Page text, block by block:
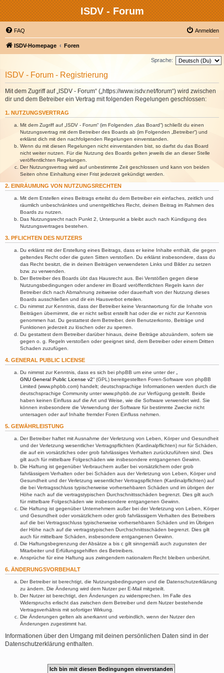
ISDV - Forum
FAQ Anmelden
ISDV-Homepage Foren
Sprache:
ISDV - Forum - Registrierung
Mit dem Zugriff auf „ISDV - Forum“ („https://www.isdv.net/forum“) wird zwischen
dir und dem Betreiber ein Vertrag mit folgenden Regelungen geschlossen:
1. NUTZUNGSVERTRAG
Mit dem Zugriff auf „ISDV - Forum“ (im Folgenden „das Board“) schließt du einen
Nutzungsvertrag mit dem Betreiber des Boards ab (im Folgenden „Betreiber“) und
erklärst dich mit den nachfolgenden Regelungen einverstanden.
Wenn du mit diesen Regelungen nicht einverstanden bist, so darfst du das Board
nicht weiter nutzen. Für die Nutzung des Boards gelten jeweils die an dieser Stelle
veröffentlichten Regelungen.
Der Nutzungsvertrag wird auf unbestimmte Zeit geschlossen und kann von beiden
Seiten ohne Einhaltung einer Frist jederzeit gekündigt werden.
2. EINRÄUMUNG VON NUTZUNGSRECHTEN
Mit dem Erstellen eines Beitrags erteilst du dem Betreiber ein einfaches, zeitlich und
räumlich unbeschränktes und unentgeltliches Recht, deinen Beitrag im Rahmen des
Boards zu nutzen.
Das Nutzungsrecht nach Punkt 2, Unterpunkt a bleibt auch nach Kündigung des
Nutzungsvertrages bestehen.
3. PFLICHTEN DES NUTZERS
Du erklärst mit der Erstellung eines Beitrags, dass er keine Inhalte enthält, die gegen
geltendes Recht oder die guten Sitten verstoßen. Du erklärst insbesondere, dass du
das Recht besitzt, die in deinen Beiträgen verwendeten Links und Bilder zu setzen
bzw. zu verwenden.
Der Betreiber des Boards übt das Hausrecht aus. Bei Verstößen gegen diese
Nutzungsbedingungen oder anderer im Board veröffentlichten Regeln kann der
Betreiber dich nach Abmahnung zeitweise oder dauerhaft von der Nutzung dieses
Boards ausschließen und dir ein Hausverbot erteilen.
Du nimmst zur Kenntnis, dass der Betreiber keine Verantwortung für die Inhalte von
Beiträgen übernimmt, die er nicht selbst erstellt hat oder die er nicht zur Kenntnis
genommen hat. Du gestattest dem Betreiber, dein Benutzerkonto, Beiträge und
Funktionen jederzeit zu löschen oder zu sperren.
Du gestattest dem Betreiber darüber hinaus, deine Beiträge abzuändern, sofern sie
gegen o. g. Regeln verstoßen oder geeignet sind, dem Betreiber oder einem Dritten
Schaden zuzufügen.
4. GENERAL PUBLIC LICENSE
Du nimmst zur Kenntnis, dass es sich bei phpBB um eine unter der „
GNU General Public License v2“ (GPL) bereitgestellten Foren-Software von phpBB
Limited (www.phpbb.com) handelt; deutschsprachige Informationen werden durch die
deutschsprachige Community unter www.phpbb.de zur Verfügung gestellt. Beide
haben keinen Einfluss auf die Art und Weise, wie die Software verwendet wird. Sie
können insbesondere die Verwendung der Software für bestimmte Zwecke nicht
untersagen oder auf Inhalte fremder Foren Einfluss nehmen.
5. GEWÄHRLEISTUNG
Der Betreiber haftet mit Ausnahme der Verletzung von Leben, Körper und Gesundheit
und der Verletzung wesentlicher Vertragspflichten (Kardinalpflichten) nur für Schäden,
die auf ein vorsätzliches oder grob fahrlässiges Verhalten zurückzuführen sind. Dies
gilt auch für mittelbare Folgeschäden wie insbesondere entgangenen Gewinn.
Die Haftung ist gegenüber Verbrauchern außer bei vorsätzlichem oder grob
fahrlässigem Verhalten oder bei Schäden aus der Verletzung von Leben, Körper und
Gesundheit und der Verletzung wesentlicher Vertragspflichten (Kardinalpflichten) auf
die bei Vertragsschluss typischerweise vorhersehbaren Schäden und im übrigen der
Höhe nach auf die vertragstypischen Durchschnittsschäden begrenzt. Dies gilt auch
für mittelbare Folgeschäden wie insbesondere entgangenen Gewinn.
Die Haftung ist gegenüber Unternehmern außer bei der Verletzung von Leben, Körper
und Gesundheit oder vorsätzlichem oder grob fahrlässigem Verhalten des Betreibers
auf die bei Vertragsschluss typischerweise vorhersehbaren Schäden und im Übrigen
der Höhe nach auf die vertragstypischen Durchschnittsschäden begrenzt. Dies gilt
auch für mittelbare Schäden, insbesondere entgangenen Gewinn.
Die Haftungsbegrenzung der Absätze a bis c gilt sinngemäß auch zugunsten der
Mitarbeiter und Erfüllungsgehilfen des Betreibers.
Ansprüche für eine Haftung aus zwingendem nationalem Recht bleiben unberührt.
6. ÄNDERUNGSVORBEHALT
Der Betreiber ist berechtigt, die Nutzungsbedingungen und die Datenschutzerklärung
zu ändern. Die Änderung wird dem Nutzer per E-Mail mitgeteilt.
Der Nutzer ist berechtigt, den Änderungen zu widersprechen. Im Falle des
Widerspruchs erlischt das zwischen dem Betreiber und dem Nutzer bestehende
Vertragsverhältnis mit sofortiger Wirkung.
Die Änderungen gelten als anerkannt und verbindlich, wenn der Nutzer den
Änderungen zugestimmt hat.
Informationen über den Umgang mit deinen persönlichen Daten sind in der
Datenschutzerklärung enthalten.